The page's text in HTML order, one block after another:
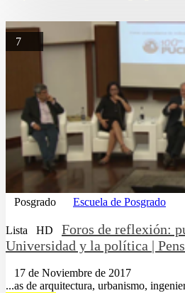
7
Posgrado Escuela de Posgrado
Lista HD
Foros de reflexión:
Universidad y la política |
17 de Noviembre de 2017
...as de arquitectura, urbanismo,